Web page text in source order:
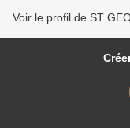
Voir le profil de ST